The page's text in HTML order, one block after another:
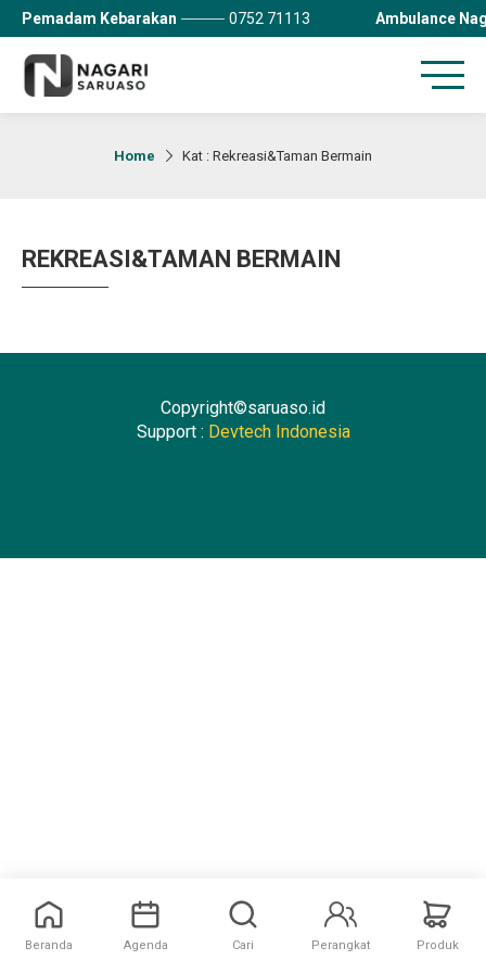
Pemadam Kebarakan 0752 71113 Ambulance
Home Kat : Rekreasi&Taman Bermain
REKREASI&TAMAN BERMAIN
Copyright©saruaso.id
Support : Devtech Indonesia
Beranda Agenda Cari Perangkat Produk